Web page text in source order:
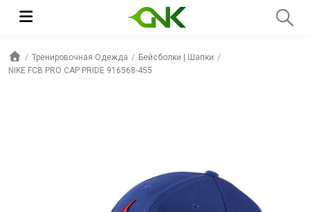
Тренировочная Одежда
Бейсболки | Шапки
NIKE FCB PRO CAP PRIDE 916568-455